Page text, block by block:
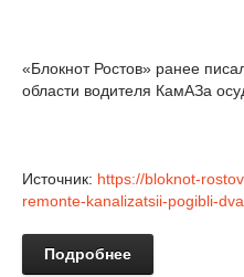
«Блокнот Ростов» ранее
области водителя КамАЗа
Источник: https://bloknot-
remonte-kanalizatsii-pogibli-
Подробнее